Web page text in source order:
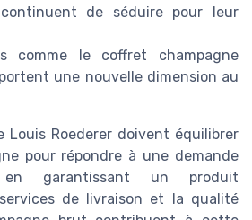
de séduire pour leur
comme le coffret champagne
une nouvelle dimension au
Louis Roederer doivent équilibrer
pour répondre à une demande
garantissant un produit
de livraison et la qualité